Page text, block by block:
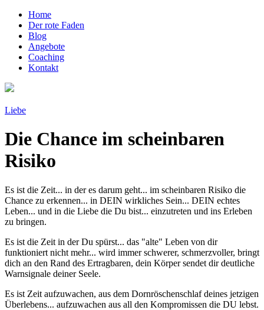
Home
Der rote Faden
Blog
Angebote
Coaching
Kontakt
Liebe
Die Chance im scheinbaren
Risiko
Es ist die Zeit... in der es darum geht... im scheinbaren Risiko die
Chance zu erkennen... in DEIN wirkliches Sein... DEIN echtes
Leben... und in die Liebe die Du bist... einzutreten und ins Erleben
zu bringen.
Es ist die Zeit in der Du spürst... das "alte" Leben von dir
funktioniert nicht mehr... wird immer schwerer, schmerzvoller, bringt
dich an den Rand des Ertragbaren, dein Körper sendet dir deutliche
Warnsignale deiner Seele.
Es ist Zeit aufzuwachen, aus dem Dornröschenschlaf deines jetzigen
Überlebens... aufzuwachen aus all den Kompromissen die DU lebst.